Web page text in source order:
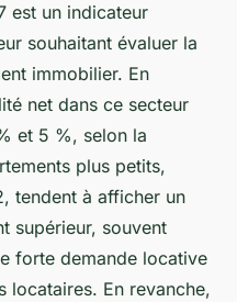
est un indicateur
souhaitant évaluer la
immobilier. En
net dans ce secteur
et 5 %, selon la
plus petits,
tendent à afficher un
supérieur, souvent
forte demande locative
locataires. En revanche,